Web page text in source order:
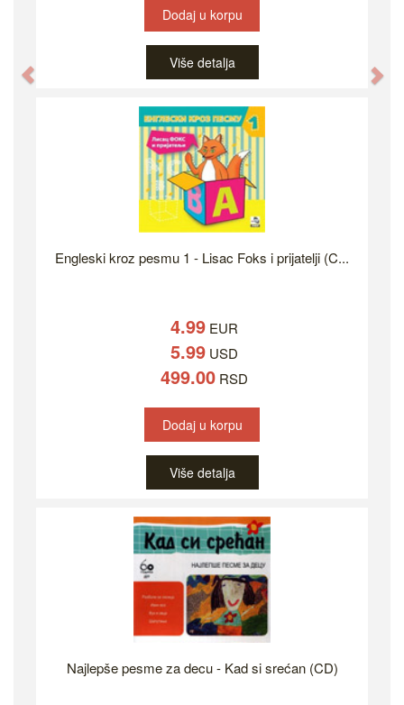
Dodaj u korpu
Više detalja
Engleski kroz pesmu 1 - Lisac Foks i prijatelji (C...
4.99 EUR
5.99 USD
499.00 RSD
Dodaj u korpu
Više detalja
Najlepše pesme za decu - Kad si srećan (CD)